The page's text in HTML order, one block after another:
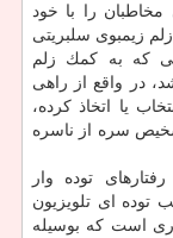
را با خود
زیمبوی سلبریتی
كه به كمك زلم
در واقع از راهی
یا اتخاذ كرده،
سره از ناسره
توده وار
ای تلویزیون
است كه بوسیله